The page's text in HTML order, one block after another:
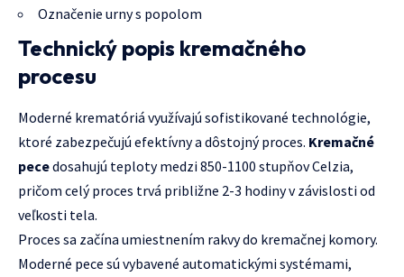
Označenie urny s popolom
Technický popis kremačného
procesu
Moderné krematóriá využívajú sofistikované technológie,
ktoré zabezpečujú efektívny a dôstojný proces. Kremačné
pecedosahujú teploty medzi 850-1100 stupňov Celzia,
pričom celý proces trvá približne 2-3 hodiny v závislosti od
veľkosti tela.
Proces sa začína umiestnením rakvy do kremačnej komory.
Moderné pece sú vybavené automatickými systémami,